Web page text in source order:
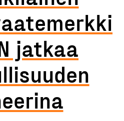
jatkaa